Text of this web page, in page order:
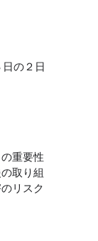
の２日
重要性
取り組
リスク